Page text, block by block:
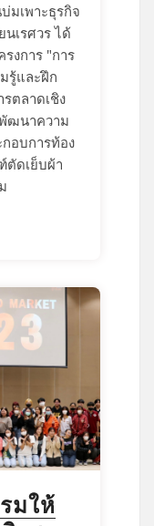
มเพาะธุรกิจ
เรศวร ได้
งการ "การ
รู้และฝึก
ตลาดเชิง
ฒนาความ
อบการท้อง
ดเย็บผ้า
มให้